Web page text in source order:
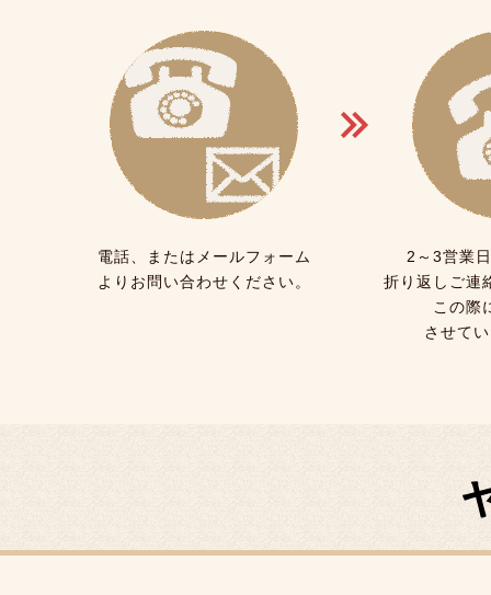
電話、またはメールフォーム
よりお問い合わせください。
2～3営業
折り返しご連
この際
させて